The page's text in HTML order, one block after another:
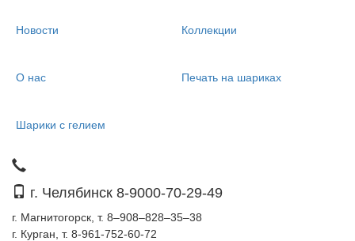
Новости Коллекции
О нас Печать на шариках
Шарики с гелием
г. Челябинск 8-9000-70-29-49
г. Магнитогорск, т. 8–908–828–35–38
г. Курган, т. 8-961-752-60-72